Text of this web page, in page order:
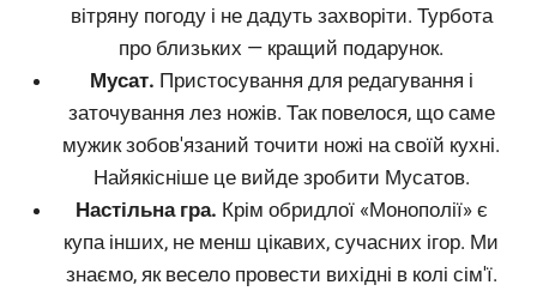
вітряну погоду і не дадуть захворіти. Турбота
про близьких — кращий подарунок.
Мусат. Пристосування для редагування і
заточування лез ножів. Так повелося, що саме
мужик зобов'язаний точити ножі на своїй кухні.
Найякісніше це вийде зробити Мусатов.
Настільна гра. Крім обридлої «Монополії» є
купа інших, не менш цікавих, сучасних ігор. Ми
знаємо, як весело провести вихідні в колі сім'ї.